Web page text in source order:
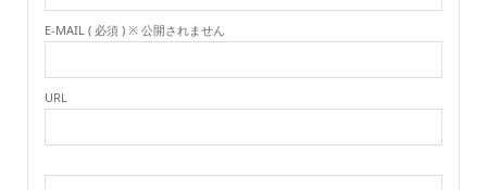
E-MAIL ( 必須 ) ※ 公開されません
URL